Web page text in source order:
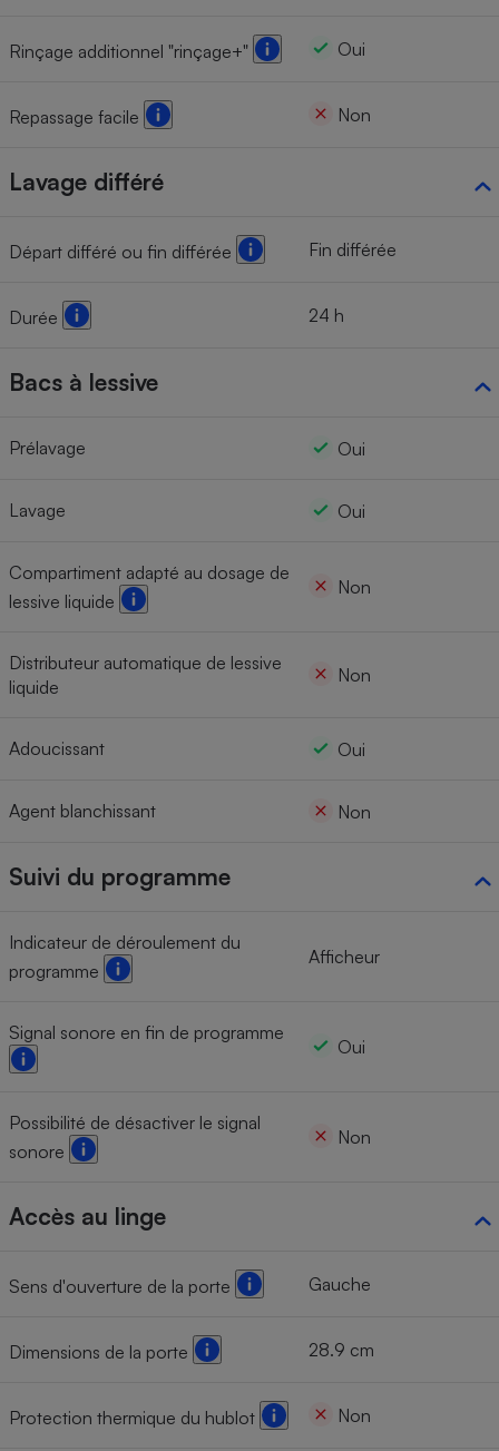
Rinçage additionnel "rinçage+" Oui
Repassage facile Non
Lavage différé
Départ différé ou fin différée Fin différée
Durée 24 h
Bacs à lessive
Prélavage Oui
Lavage Oui
Compartiment adapté au dosage de
lessive liquide
Non
Distributeur automatique de lessive
liquide
Non
Adoucissant Oui
Agent blanchissant Non
Suivi du programme
Indicateur de déroulement du
programme
Afficheur
Signal sonore en fin de programme
Oui
Possibilité de désactiver le signal
sonore
Non
Accès au linge
Sens d'ouverture de la porte Gauche
Dimensions de la porte 28.9 cm
Protection thermique du hublot Non